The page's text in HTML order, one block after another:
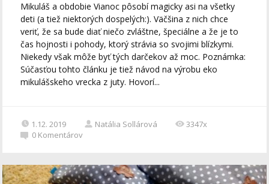
Mikuláš a obdobie Vianoc pôsobí magicky asi na všetky
deti (a tiež niektorých dospelých:). Väčšina z nich chce
veriť, že sa bude diať niečo zvláštne, špeciálne a že je to
čas hojnosti i pohody, ktorý strávia so svojimi blízkymi.
Niekedy však môže byť tých darčekov až moc. Poznámka:
Súčasťou tohto článku je tiež návod na výrobu eko
mikulášskeho vrecka z juty. Hovorí...
1.12. 2019 Natália Sollárová
3347x
0 Komentárov